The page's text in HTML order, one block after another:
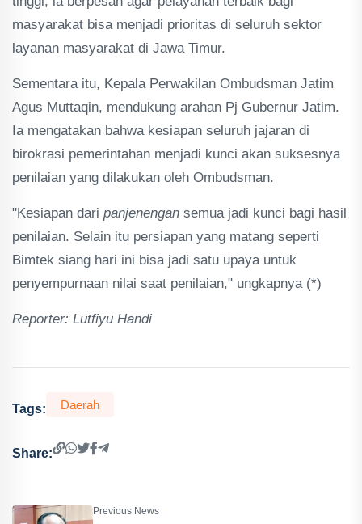
masyarakat bisa menjadi prioritas di seluruh sektor
layanan masyarakat di Jawa Timur.
Sementara itu, Kepala Perwakilan Ombudsman Jatim
Agus Muttaqin, mendukung arahan Pj Gubernur Jatim.
Ia mengatakan bahwa kesiapan seluruh jajaran di
birokrasi pemerintahan menjadi kunci akan suksesnya
penilaian yang dilakukan oleh Ombudsman.
"Kesiapan dari panjenengan semua jadi kunci bagi hasil
penilaian. Selain itu persiapan yang matang seperti
Bimtek siang hari ini bisa jadi satu upaya untuk
penyempurnaan nilai saat penilaian," ungkapnya (*)
Reporter: Lutfiyu Handi
Tags: Daerah
Share:
Previous News